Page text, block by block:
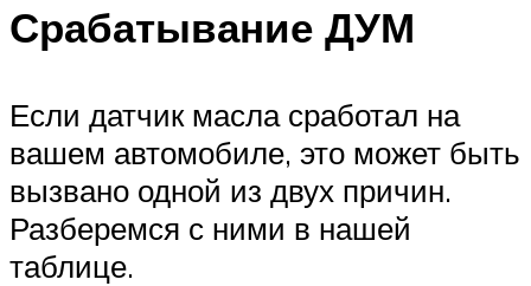
Срабатывание ДУМ
Если датчик масла сработал на
вашем автомобиле, это может быть
вызвано одной из двух причин.
Разберемся с ними в нашей
таблице.